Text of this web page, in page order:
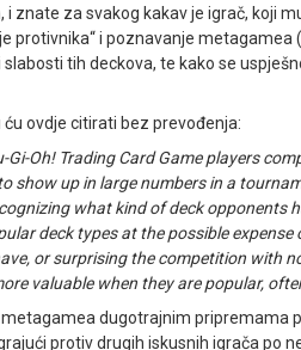
za svakog kakav je igrač, koji
protivnika“ i poznavanje
tih deckova, te kako se
ovdje citirati bez prevođenja:
Oh! Trading Card Game players
up in large numbers in a
what kind of deck opponents
deck types at the possible
or surprising the competition with
valuable when they are popular,
dugotrajnim pripremama
protiv drugih iskusnih igrača po